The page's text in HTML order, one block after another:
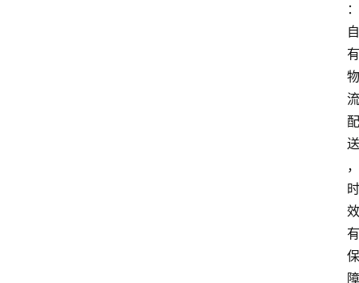
：
自
有
物
流
配
送
，
时
效
有
保
障